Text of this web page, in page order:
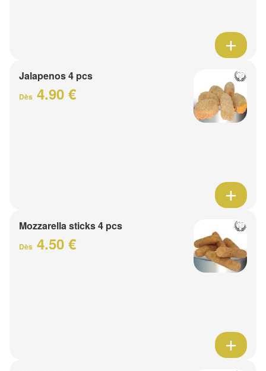
Jalapenos 4 pcs
Dès 4.90 €
Mozzarella sticks 4 pcs
Dès 4.50 €